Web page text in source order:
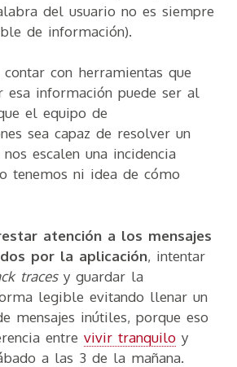
del usuario no es siempre
de información).
contar con herramientas que
esa información puede ser al
el equipo de
sea capaz de resolver un
escalen una incidencia
tenemos ni idea de cómo
atención a los mensajes
por la aplicación, intentar
tracesy guardar la
legible evitando llenar un
mensajes inútiles, porque eso
entrevivir tranquilo y
a las 3 de la mañana.